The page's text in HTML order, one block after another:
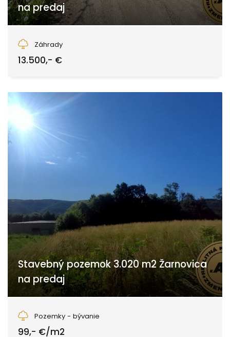
na predaj
Záhrady
13.500,- €
Stavebný pozemok 3.020 m2 Žarnovica
na predaj
Pozemky - bývanie
99,- €/m2